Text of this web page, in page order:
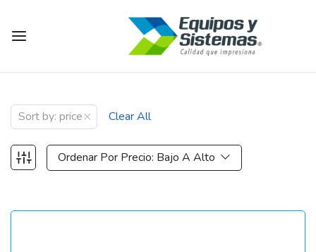
Sort by: price× Clear All
Ordenar Por Precio: Bajo A Alto